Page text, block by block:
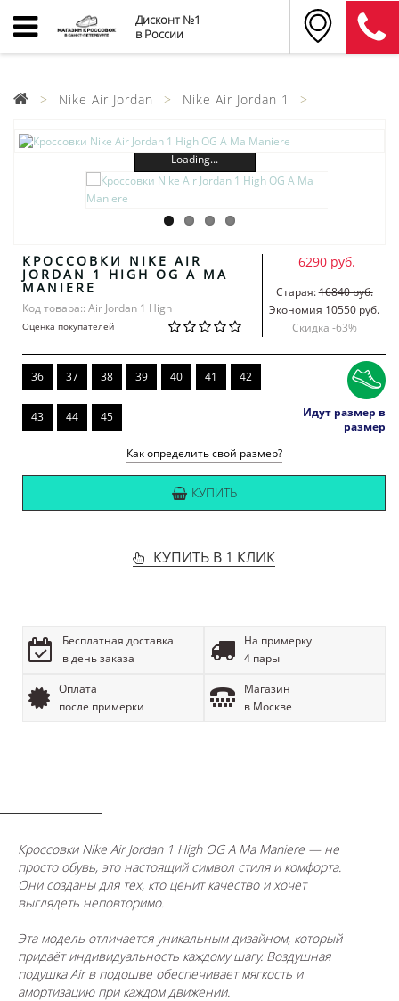
Дисконт №1
в России
Nike Air Jordan Nike Air Jordan 1
Loading...
КРОССОВКИ NIKE AIR
JORDAN 1 HIGH OG A MA
MANIERE
Код товара:: Air Jordan 1 High
Оценка покупателей
6290 руб.
Старая:16840 руб.
Экономия 10550 руб.
Скидка -63%
36 37 38 39 40 41 42
43 44 45
Идут размер в
размер
Как определить свой размер?
КУПИТЬ
КУПИТЬ В 1 КЛИК
Бесплатная доставка
в день заказа
На примерку
4 пары
Оплата
после примерки
Магазин
в Москве
Кроссовки Nike Air Jordan 1 High OG A Ma Maniere — не
просто обувь, это настоящий символ стиля и комфорта.
Они созданы для тех, кто ценит качество и хочет
выглядеть неповторимо.
Эта модель отличается уникальным дизайном, который
придаёт индивидуальность каждому шагу. Воздушная
подушка Air в подошве обеспечивает мягкость и
амортизацию при каждом движении.